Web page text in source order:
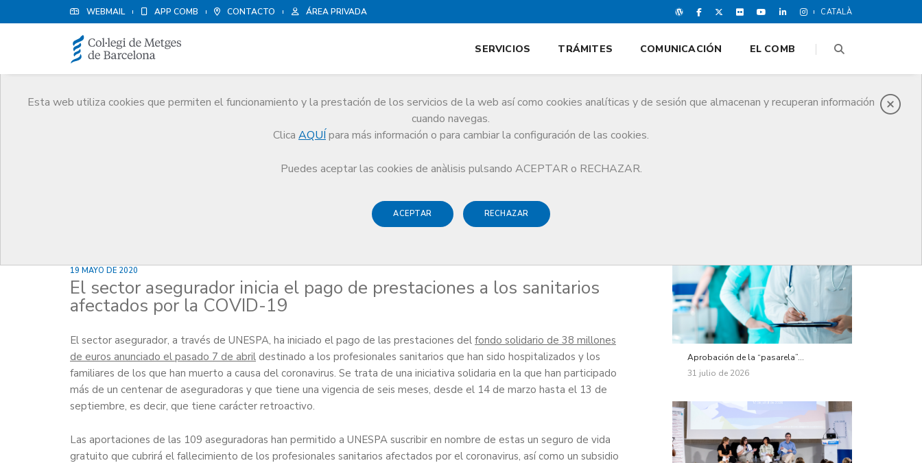
WEBMAIL APP COMB CONTACTO ÁREA PRIVADA CATALÀ
Esta web utiliza cookies que permiten el funcionamiento y la prestación de los servicios de la web así como cookies analíticas y de sesión que almacenan y recuperan información
cuando navegas.
Clica AQUÍ para más información o para cambiar la configuración de las cookies.
Puedes aceptar las cookies de anàlisis pulsando ACEPTAR o RECHAZAR.
ACEPTAR RECHAZAR
SERVICIOS TRÁMITES COMUNICACIÓN EL COMB
El sector asegurador inicia el pago de prestaciones a los sanitarios afectados por la COVID-19
19 MAYO DE 2020
El sector asegurador inicia el pago de prestaciones a los sanitarios
afectados por la COVID-19
El sector asegurador, a través de UNESPA, ha iniciado el pago de las prestaciones del fondo solidario de 38 millones
de euros anunciado el pasado 7 de abril destinado a los profesionales sanitarios que han sido hospitalizados y los
familiares de los que han muerto a causa del coronavirus. Se trata de una iniciativa solidaria en la que han participado
más de un centenar de aseguradoras y que tiene una vigencia de seis meses, desde el 14 de marzo hasta el 13 de
septiembre, es decir, que tiene carácter retroactivo.
Las aportaciones de las 109 aseguradoras han permitido a UNESPA suscribir en nombre de estas un seguro de vida
gratuito que cubrirá el fallecimiento de los profesionales sanitarios afectados por el coronavirus, así como un subsidio
Aprobación de la “pasarela”...
31 julio de 2026